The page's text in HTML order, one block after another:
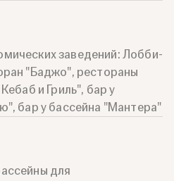
заведений: Лобби-
"Баджо", рестораны
и Гриль", бар у
бар у бассейна "Мантера"
для